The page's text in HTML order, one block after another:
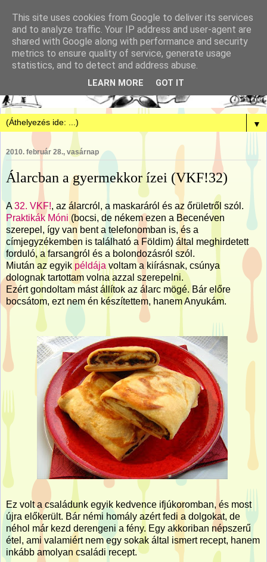
▼
2010. február 28., vasárnap
Álarcban a gyermekkor ízei (VKF!32)
A32. VKF!, az álarcról, a maskaráról és az őrületről szól.
Praktikák Móni (bocsi, de nékem ezen a Becenéven
szerepel, így van bent a telefonomban is, és a
címjegyzékemben is található a Földim) által meghirdetett
forduló, a farsangról és a bolondozásról szól.
Miután az egyikpéldájavoltam a kiírásnak, csúnya
dolognak tartottam volna azzal szerepelni.
Ezért gondoltam mást állítok az álarc mögé. Bár előre
bocsátom, ezt nem én készítettem, hanem Anyukám.
Ez volt a családunk egyik kedvence ifjúkoromban, és most
újra előkerült. Bár némi homály azért fedi a dolgokat, de
néhol már kezd derengeni a fény. Egy akkoriban népszerű
étel, ami valamiért nem egy sokak által ismert recept, hanem
inkább amolyan családi recept.
This site uses cookies from Google to deliver its services
and to analyze traffic. Your IP address and user-agent are
shared with Google along with performance and security
metrics to ensure quality of service, generate usage
statistics, and to detect and address abuse.
LEARN MORE GOT IT